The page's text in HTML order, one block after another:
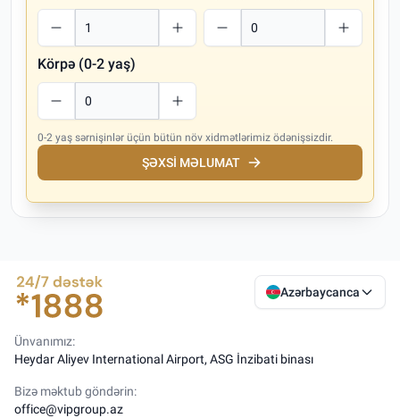
Körpə (0-2 yaş)
0-2 yaş sərnişinlər üçün bütün növ xidmətlərimiz ödənişsizdir.
ŞƏXSI MƏLUMAT
Azərbaycanca
Ünvanımız:
Heydar Aliyev International Airport, ASG İnzibati binası
Bizə məktub göndərin:
office@vipgroup.az